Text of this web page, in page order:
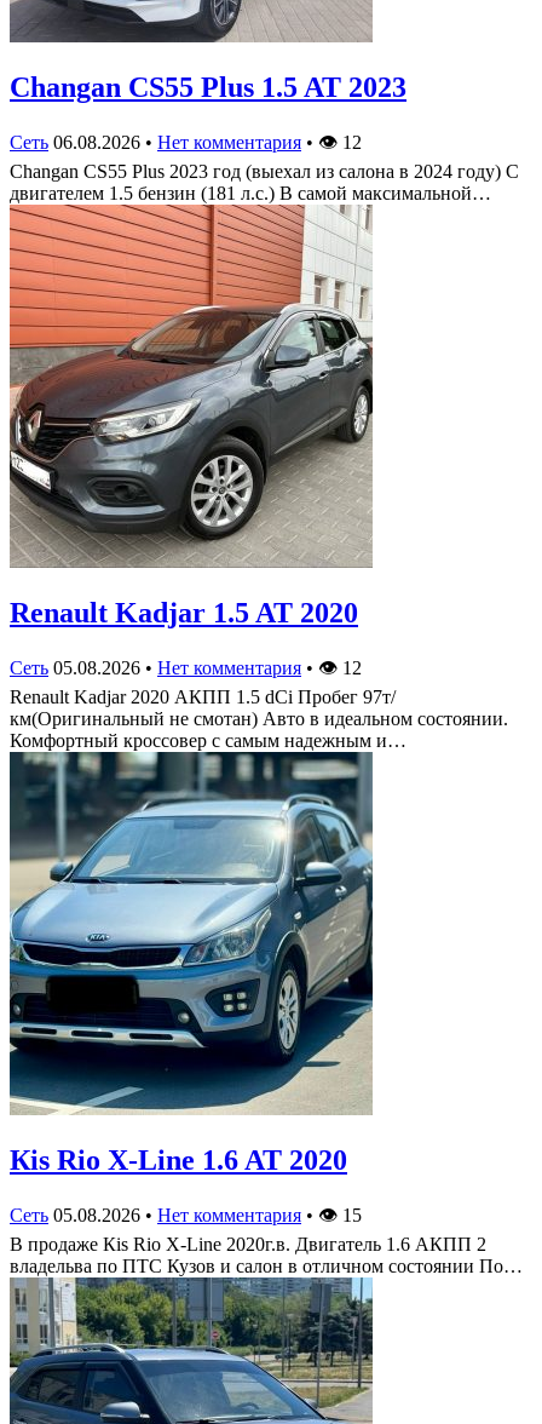
Changan CS55 Plus 1.5 AT 2023
Сеть 06.08.2026 • Нет комментария • 👁 12
Changan CS55 Plus 2023 год (выехал из салона в 2024 году) С
двигателем 1.5 бензин (181 л.с.) В самой максимальной…
Renault Kadjar 1.5 AT 2020
Сеть 05.08.2026 • Нет комментария • 👁 12
Renault Kadjar 2020 АКПП 1.5 dCi Пробег 97т/
км(Оригинальный не смотан) Авто в идеальном состоянии.
Комфортный кроссовер с самым надежным и…
Кis Rio X-Line 1.6 AT 2020
Сеть 05.08.2026 • Нет комментария • 👁 15
В продаже Кis Rio X-Line 2020г.в. Двигатель 1.6 АКПП 2
владельва по ПТС Кузов и салон в отличном состоянии По…